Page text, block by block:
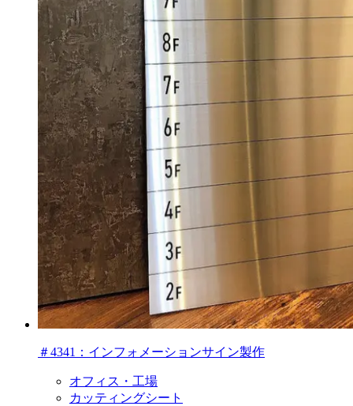
＃4341：インフォメーションサイン製作
オフィス・工場
カッティングシート